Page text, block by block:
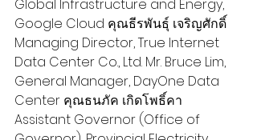
Global Infrastructure and Energy,
Google Cloud คุณธีรพันธุ์ เจริญศักดิ์
Managing Director, True Internet
Data Center Co., Ltd. Mr. Bruce Lim,
General Manager, DayOne Data
Center คุณธนภัค เกิดโพธิ์คา
Assistant Governor (Office of